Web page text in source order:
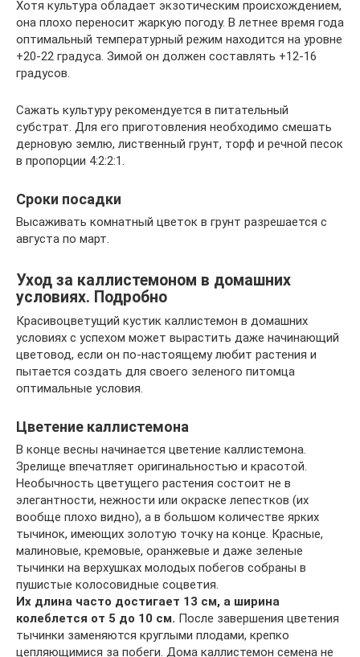
Хотя культура обладает экзотическим происхождением,
она плохо переносит жаркую погоду. В летнее время года
оптимальный температурный режим находится на уровне
+20-22 градуса. Зимой он должен составлять +12-16
градусов.
Сажать культуру рекомендуется в питательный
субстрат. Для его приготовления необходимо смешать
дерновую землю, лиственный грунт, торф и речной песок
в пропорции 4:2:2:1.
Сроки посадки
Высаживать комнатный цветок в грунт разрешается с
августа по март.
Уход за каллистемоном в домашних
условиях. Подробно
Красивоцветущий кустик каллистемон в домашних
условиях с успехом может вырастить даже начинающий
цветовод, если он по-настоящему любит растения и
пытается создать для своего зеленого питомца
оптимальные условия.
Цветение каллистемона
В конце весны начинается цветение каллистемона.
Зрелище впечатляет оригинальностью и красотой.
Необычность цветущего растения состоит не в
элегантности, нежности или окраске лепестков (их
вообще плохо видно), а в большом количестве ярких
тычинок, имеющих золотую точку на конце. Красные,
малиновые, кремовые, оранжевые и даже зеленые
тычинки на верхушках молодых побегов собраны в
пушистые колосовидные соцветия.
Их длина часто достигает 13 см, а ширина
колеблется от 5 до 10 см. После завершения цветения
тычинки заменяются круглыми плодами, крепко
цепляющимися за побеги. Дома каллистемон семена не